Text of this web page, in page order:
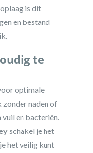
is dit
en bestand
te
optimale
naden of
en bacteriën.
schakel je het
het veilig kunt